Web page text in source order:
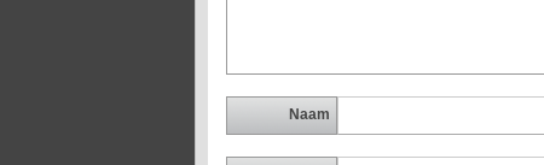
Naam